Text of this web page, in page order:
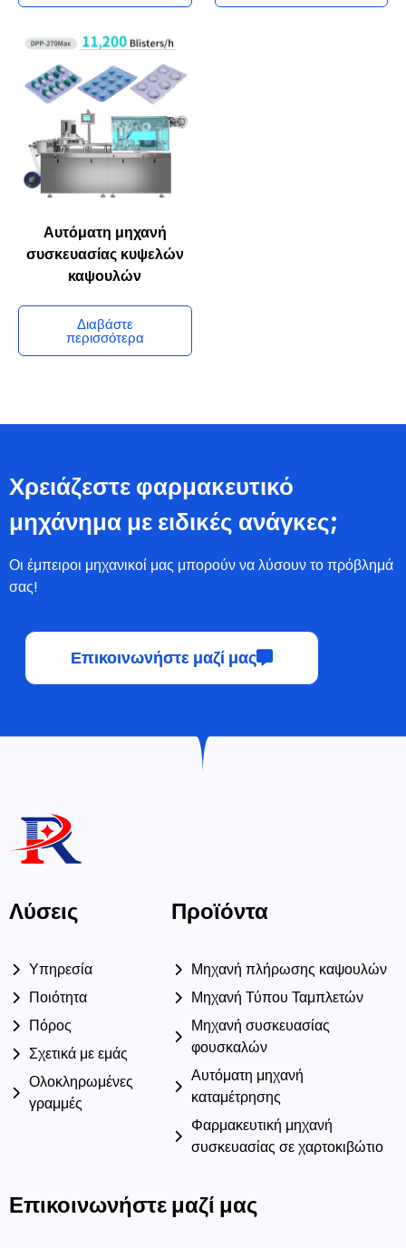
Αυτόματη μηχανή
συσκευασίας κυψελών
καψουλών
Διαβάστε
περισσότερα
Χρειάζεστε φαρμακευτικό
μηχάνημα με ειδικές ανάγκες;
Οι έμπειροι μηχανικοί μας μπορούν να λύσουν το πρόβλημά
σας!
Επικοινωνήστε μαζί μας
Λύσεις
Υπηρεσία
Ποιότητα
Πόρος
Σχετικά με εμάς
Ολοκληρωμένες
γραμμές
Προϊόντα
Μηχανή πλήρωσης καψουλών
Μηχανή Τύπου Ταμπλετών
Μηχανή συσκευασίας
φουσκαλών
Αυτόματη μηχανή
καταμέτρησης
Φαρμακευτική μηχανή
συσκευασίας σε χαρτοκιβώτιο
Επικοινωνήστε μαζί μας